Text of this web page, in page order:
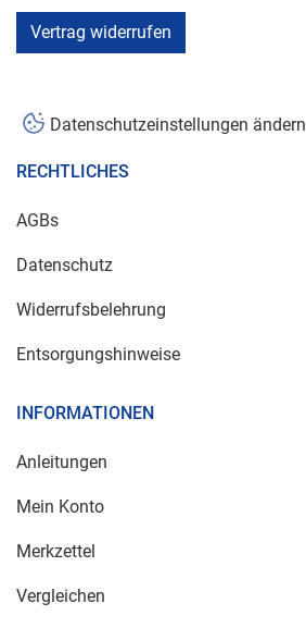
Vertrag widerrufen
Datenschutzeinstellungen ändern
RECHTLICHES
AGBs
Datenschutz
Widerrufsbelehrung
Entsorgungshinweise
INFORMATIONEN
Anleitungen
Mein Konto
Merkzettel
Vergleichen